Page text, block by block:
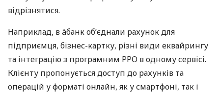
відрізнятися.
Наприклад, в àбанк об’єднали рахунок для
підприємця, бізнес-картку, різні види еквайрингу
та інтеграцію з програмним РРО в одному сервісі.
Клієнту пропонується доступ до рахунків та
операцій у форматі онлайн, як у смартфоні, так і